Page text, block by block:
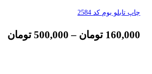
چاپ تابلو بوم کد 2584
160,000 تومان –
500,000 تومان